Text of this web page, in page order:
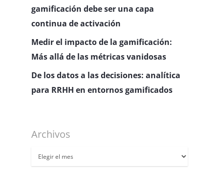
gamificación debe ser una capa
continua de activación
Medir el impacto de la gamificación:
Más allá de las métricas vanidosas
De los datos a las decisiones: analítica
para RRHH en entornos gamificados
Archivos
Archivos